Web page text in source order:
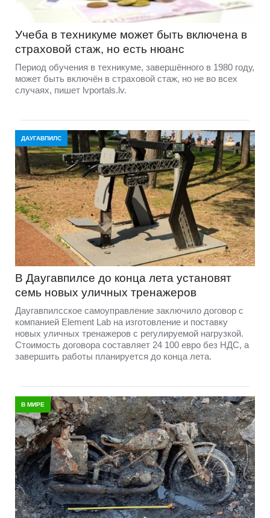
Учеба в техникуме может быть включена в
страховой стаж, но есть нюанс
Период обучения в техникуме, завершённого в 1980 году,
может быть включён в страховой стаж, но не во всех
случаях, пишет lvportals.lv.
ДАУГАВПИЛС
В Даугавпилсе до конца лета установят
семь новых уличных тренажеров
Даугавпилсское самоуправление заключило договор с
компанией Element Lab на изготовление и поставку
новых уличных тренажеров с регулируемой нагрузкой.
Стоимость договора составляет 24 100 евро без НДС, а
завершить работы планируется до конца лета.
В МИРЕ